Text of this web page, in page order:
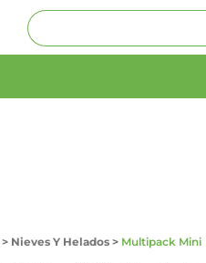
> Nieves Y Helados > Multipack Mini